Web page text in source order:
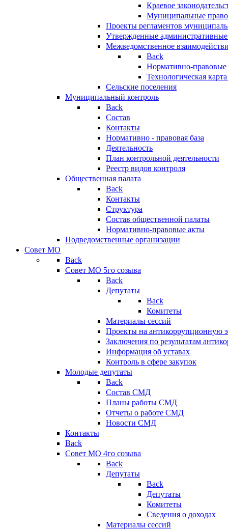
Краевое
Муниципальные
Проекты регламентов
Утвержденные
Межведомственное
Back
Нормативно-правовые
Технологическая
Сельские поселения
Муниципальный контроль
Back
Состав
Контакты
Нормативно - правовая база
Деятельность
План контрольной деятельности
Реестр видов контроля
Общественная палата
Back
Контакты
Структура
Состав общественной палаты
Нормативно-правовые акты
Подведомственные организации
Совет МО
Back
Совет МО 5го созыва
Back
Депутаты
Back
Комитеты
Материалы сессий
Проекты на антикоррупционную
Заключения по результатам
Информация об уставах
Контроль в сфере закупок
Молодые депутаты
Back
Состав СМД
Планы работы СМД
Отчеты о работе СМД
Новости СМД
Контакты
Back
Совет МО 4го созыва
Back
Депутаты
Back
Депутаты
Комитеты
Сведения о доходах
Материалы сессий